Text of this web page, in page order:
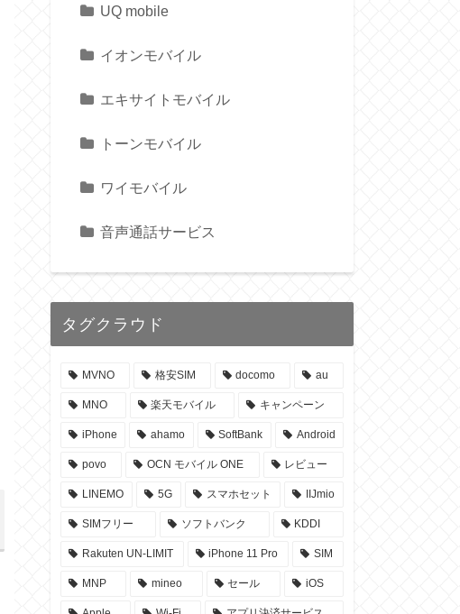
UQ mobile
イオンモバイル
エキサイトモバイル
トーンモバイル
ワイモバイル
音声通話サービス
タグクラウド
MVNO 格安SIM docomo au
MNO 楽天モバイル キャンペーン
iPhone ahamo SoftBank Android
povo OCN モバイル ONE レビュー
LINEMO 5G スマホセット IIJmio
SIMフリー ソフトバンク KDDI
Rakuten UN-LIMIT iPhone 11 Pro SIM
MNP mineo セール iOS